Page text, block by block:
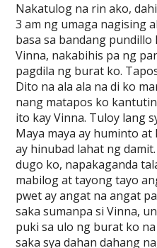
Nakatulog na rin ako,
3 am ng umaga nagising
basa sa bandang
Vinna, nakabihis pa ng
pagdila ng burat ko.
Dito na ala ala na di ko
nang matapos ko
ito kay Vinna. Tuloy lang
Maya maya ay huminto
ay hinubad lahat ng
dugo ko, napakaganda
mabilog at tayong tayo
pwet ay angat na angat
saka sumanpa si Vinna,
puki sa ulo ng burat ko
saka sya dahan dahang